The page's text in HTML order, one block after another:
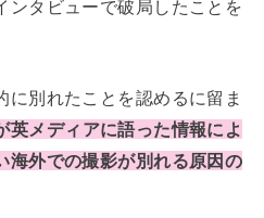
ンタビューで破局したことを
に別れたことを認めるに留ま
英メディアに語った情報によ
海外での撮影が別れる原因の